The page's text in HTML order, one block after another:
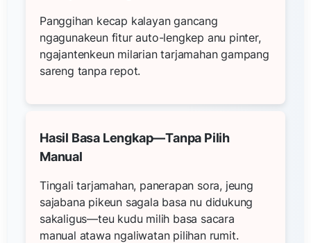
Panggihan kecap kalayan gancang
ngagunakeun fitur auto-lengkep anu pinter,
ngajantenkeun milarian tarjamahan gampang
sareng tanpa repot.
Hasil Basa Lengkap—Tanpa Pilih
Manual
Tingali tarjamahan, panerapan sora, jeung
sajabana pikeun sagala basa nu didukung
sakaligus—teu kudu milih basa sacara
manual atawa ngaliwatan pilihan rumit.